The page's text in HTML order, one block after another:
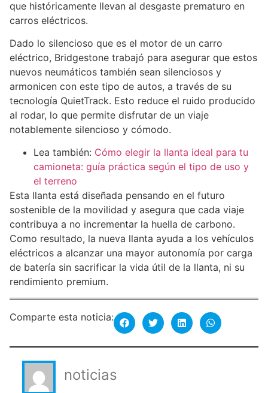
que históricamente llevan al desgaste prematuro en
carros eléctricos.
Dado lo silencioso que es el motor de un carro
eléctrico, Bridgestone trabajó para asegurar que estos
nuevos neumáticos también sean silenciosos y
armonicen con este tipo de autos, a través de su
tecnología QuietTrack. Esto reduce el ruido producido
al rodar, lo que permite disfrutar de un viaje
notablemente silencioso y cómodo.
Lea también: Cómo elegir la llanta ideal para tu
camioneta: guía práctica según el tipo de uso y
el terreno
Esta llanta está diseñada pensando en el futuro
sostenible de la movilidad y asegura que cada viaje
contribuya a no incrementar la huella de carbono.
Como resultado, la nueva llanta ayuda a los vehículos
eléctricos a alcanzar una mayor autonomía por carga
de batería sin sacrificar la vida útil de la llanta, ni su
rendimiento premium.
Comparte esta noticia:
noticias